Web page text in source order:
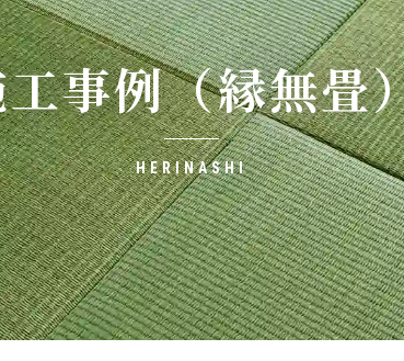
事例（縁無畳
HERINASHI